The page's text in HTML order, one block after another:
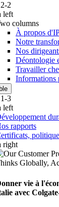
2
left
columns
À propos
Notre
Nos
Déontologie
Travailler
Informations
3
left
rapports
right
vie à
avec